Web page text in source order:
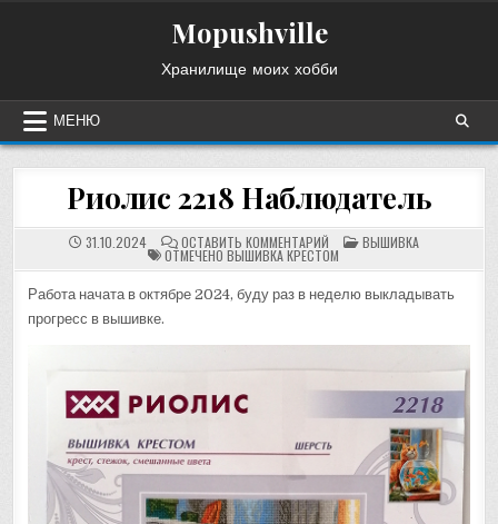
Mopushville
Хранилище моих хобби
МЕНЮ
Риолис 2218 Наблюдатель
31.10.2024 ОСТАВИТЬ КОММЕНТАРИЙНА
РИОЛИС
2218
ОПУБЛИКОВАНО
В
ВЫШИВКА
ОТМЕЧЕНО ВЫШИВКА КРЕСТОМ
Работа начата в октябре 2024, буду раз в неделю выкладывать
прогресс в вышивке.